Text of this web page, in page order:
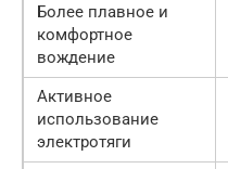
Более плавное и
комфортное
вождение
Активное
использование
электротяги